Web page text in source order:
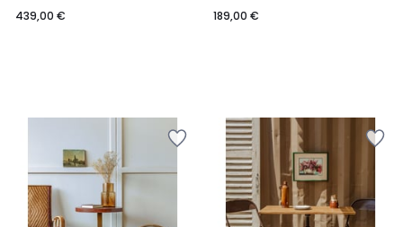
439,00 €
189,00 €